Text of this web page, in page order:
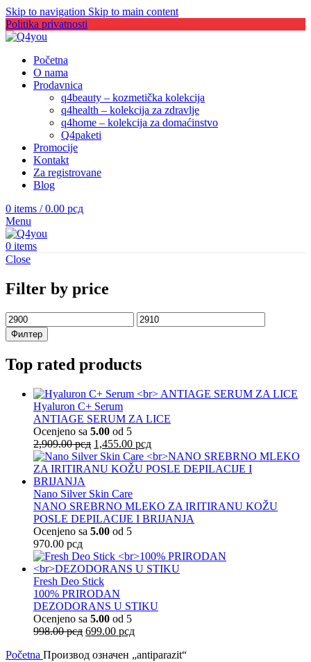
Skip to navigation Skip to main content
Politika privatnosti
Početna
O nama
Prodavnica
q4beauty – kozmetička kolekcija
q4health – kolekcija za zdravlje
q4home – kolekcija za domaćinstvo
Q4paketi
Promocije
Kontakt
Za registrovane
Blog
0 items / 0.00 рсд
Menu
0 items
Close
Filter by price
Минимална
цена
Максимална
цена
Филтер
Top rated products
Hyaluron C+ Serum
ANTIAGE SERUM ZA LICE
Ocenjeno sa 5.00 od 5
2,909.00рсд Оригинална
цена
је
2,909.00 рсд.
1,455.00 рсдТренутна
цена
је:
Nano Silver Skin Care
NANO SREBRNO MLEKO ZA IRITIRANU KOŽU
POSLE DEPILACIJE I BRIJANJA
Ocenjeno sa 5.00 od 5
970.00 рсд
Fresh Deo Stick
100% PRIRODAN
DEZODORANS U STIKU
Ocenjeno sa 5.00 od 5
998.00рсд Оригинална
је
699.00 рсдТренутна
је:
Početna Производ oзначен „antiparazit“